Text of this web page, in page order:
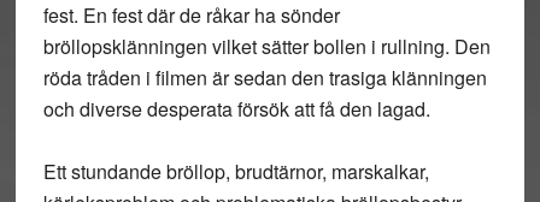
fest. En fest där de råkar ha sönder
bröllopsklänningen vilket sätter bollen i rullning. Den
röda tråden i filmen är sedan den trasiga klänningen
och diverse desperata försök att få den lagad.
Ett stundande bröllop, brudtärnor, marskalkar,